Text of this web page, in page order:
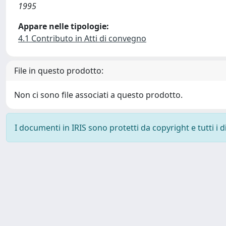
1995
Appare nelle tipologie:
4.1 Contributo in Atti di convegno
File in questo prodotto:
Non ci sono file associati a questo prodotto.
I documenti in IRIS sono protetti da copyright e tutti i